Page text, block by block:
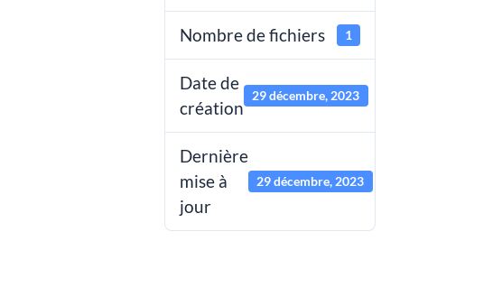
Nombre de fichiers 1
Date de
création
29 décembre, 2023
Dernière
mise à
jour
29 décembre, 2023